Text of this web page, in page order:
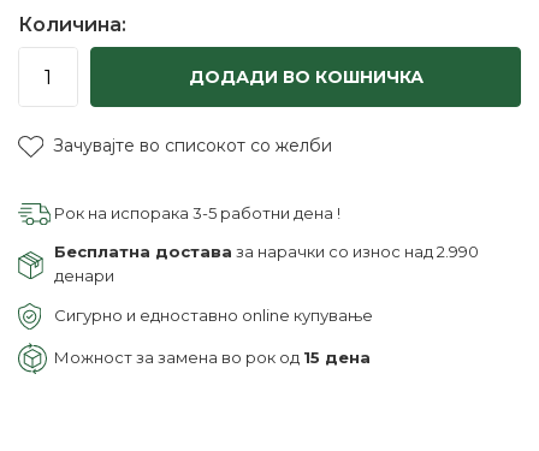
Количина:
ДОДАДИ ВО КОШНИЧКА
Зачувајте во списокот со желби
Рок на испорака 3-5 работни дена !
Бесплатна достава за нарачки со износ над 2.990
денари
Сигурно и едноставно online купување
Можност за замена во рок од 15 дена